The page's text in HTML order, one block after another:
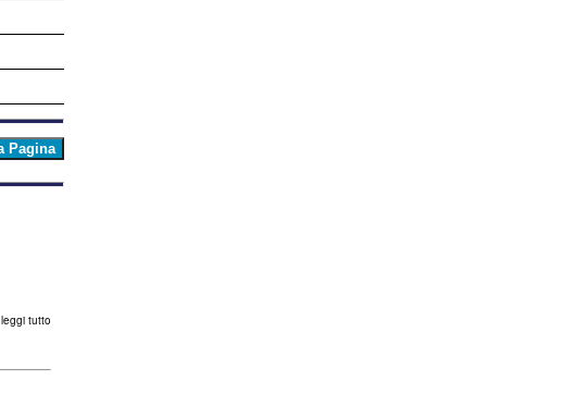
leggi tutto